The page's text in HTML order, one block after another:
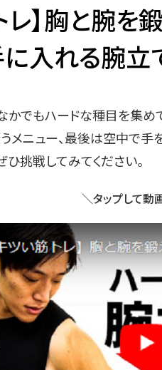
レ】胸と腕を
入れる腕立
でもハードな種目を集め
メニュー、最後は空中で手
挑戦してみてください。
＼タップして動